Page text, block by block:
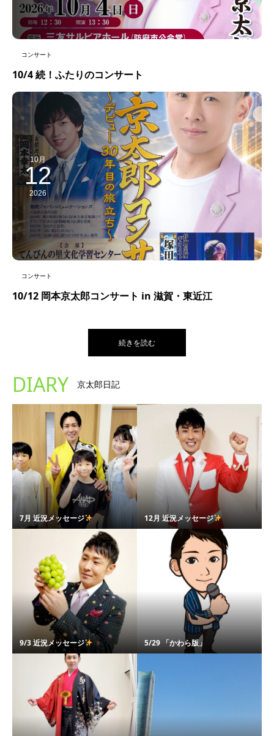
コンサート
10/4 続！ふたりのコンサート
10月
12
2026
コンサート
10/12 岡本京太郎コンサート in 滋賀・東近江
続きを読む
DIARY 京太郎日記
7月 近況メッセージ 12月 近況メッセージ
9/3 近況メッセージ 5/29 「かわら版」